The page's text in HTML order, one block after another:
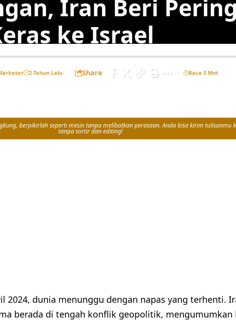
Iran Beri
ke Israel
2 Tahun Lalu Share Baca 3 Mnt
berpikirlah seperti mesin tanpa melibatkan perasaan. Anda bisa kirim tulisanmu
tanpa sortir dan editing!
2024, dunia menunggu dengan napas yang terhenti.
berada di tengah konflik geopolitik, mengumumkan